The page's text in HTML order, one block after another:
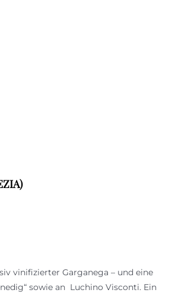
vinifizierter Garganega – und eine
sowie an Luchino Visconti. Ein